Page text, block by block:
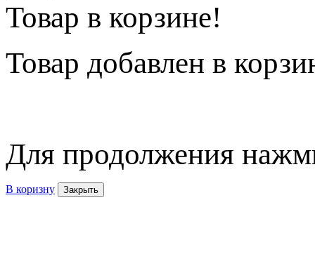
Товар в корзине!
Товар добавлен в
Для продолжения
В коризну Закрыть